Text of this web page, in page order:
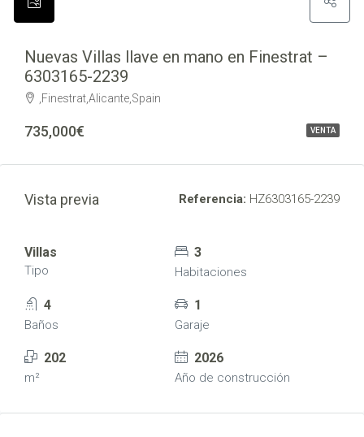
VENTA
Nuevas Villas llave en mano en Finestrat –
6303165-2239
,Finestrat,Alicante,Spain
735,000€
Vista previa Referencia: HZ6303165-2239
Villas
Tipo
3
Habitaciones
4
Baños
1
Garaje
202
m²
2026
Año de construcción